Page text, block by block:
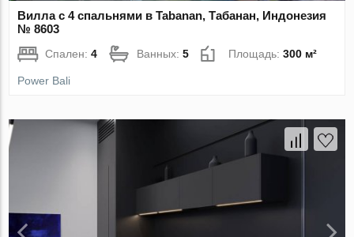
Вилла с 4 спальнями в Tabanan, Табанан, Индонезия
№ 8603
Спален:4 Ванных:5 Площадь:300 м²
Power Bali